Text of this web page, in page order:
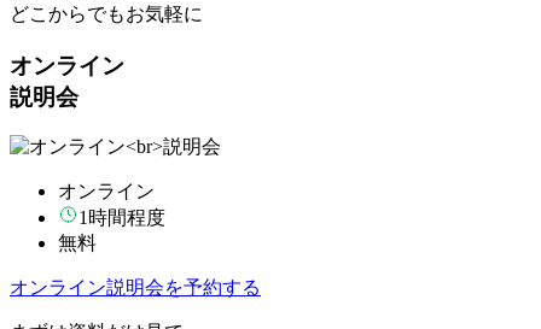
どこからでもお気軽に
オンライン
説明会
オンライン
1時間程度
無料
オンライン説明会を予約する